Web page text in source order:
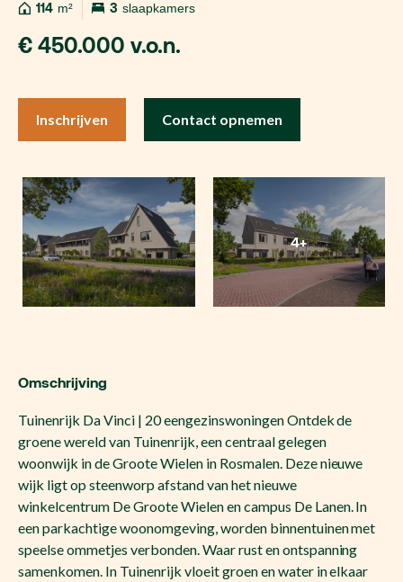
114 m² 3 slaapkamers
€ 450.000 v.o.n.
Inschrijven Contact opnemen
4+
Omschrijving
Tuinenrijk Da Vinci | 20 eengezinswoningen Ontdek de
groene wereld van Tuinenrijk, een centraal gelegen
woonwijk in de Groote Wielen in Rosmalen. Deze nieuwe
wijk ligt op steenworp afstand van het nieuwe
winkelcentrum De Groote Wielen en campus De Lanen. In
een parkachtige woonomgeving, worden binnentuinen met
speelse ommetjes verbonden. Waar rust en ontspanning
samenkomen. In Tuinenrijk vloeit groen en water in elkaar